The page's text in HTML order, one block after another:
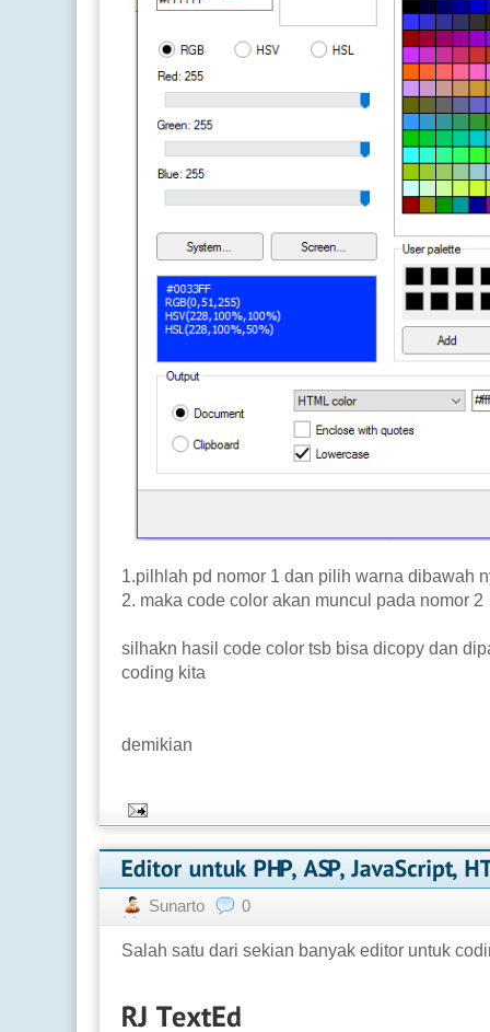
1.pilhlah pd nomor 1 dan pilih warna dibawah
2. maka code color akan muncul pada nomor 2
silhakn hasil code color tsb bisa dicopy dan
coding kita
demikian
Sunarto 0
Salah satu dari sekian banyak editor untuk